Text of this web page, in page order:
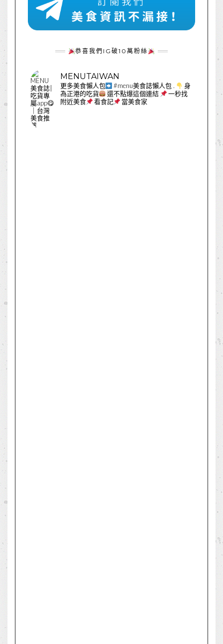
恭喜我們IG破10萬粉絲
MENUTAIWAN
更多美食懶人包 #menu美食誌懶人包.
身
為正港的吃貨
還不點爆這個連結
一秒找
附近美食
看食記 當美食家